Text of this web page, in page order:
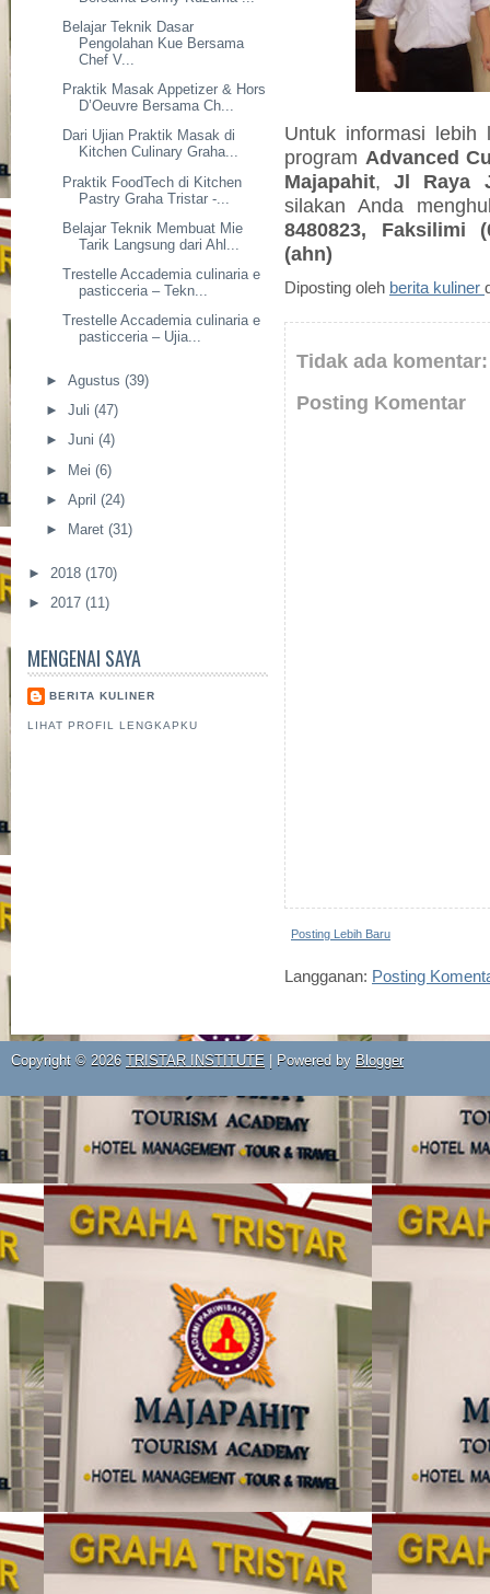
Belajar Teknik Dasar
Pengolahan Kue Bersama
Chef V...
Praktik Masak Appetizer & Hors
D’Oeuvre Bersama Ch...
Dari Ujian Praktik Masak di
Kitchen Culinary Graha...
Praktik FoodTech di Kitchen
Pastry Graha Tristar -...
Belajar Teknik Membuat Mie
Tarik Langsung dari Ahl...
Trestelle Accademia culinaria e
pasticceria – Tekn...
Trestelle Accademia culinaria e
pasticceria – Ujia...
► Agustus (39)
► Juli (47)
► Juni (4)
► Mei (6)
► April (24)
►
Maret (31)
► 2018 (170)
► 2017 (11)
MENGENAI SAYA
BERITA KULINER
LIHAT PROFIL LENGKAPKU
Untuk informasi lebih
program Advanced
Majapahit,Jl Raya
silakan Anda
8480823, Faksilimi
(ahn)
Diposting oleh berita kuliner
Tidak ada komentar:
Posting Komentar
Posting Lebih Baru
Langganan: Posting
Copyright © 2026 TRISTAR INSTITUTE | Powered by Blogger